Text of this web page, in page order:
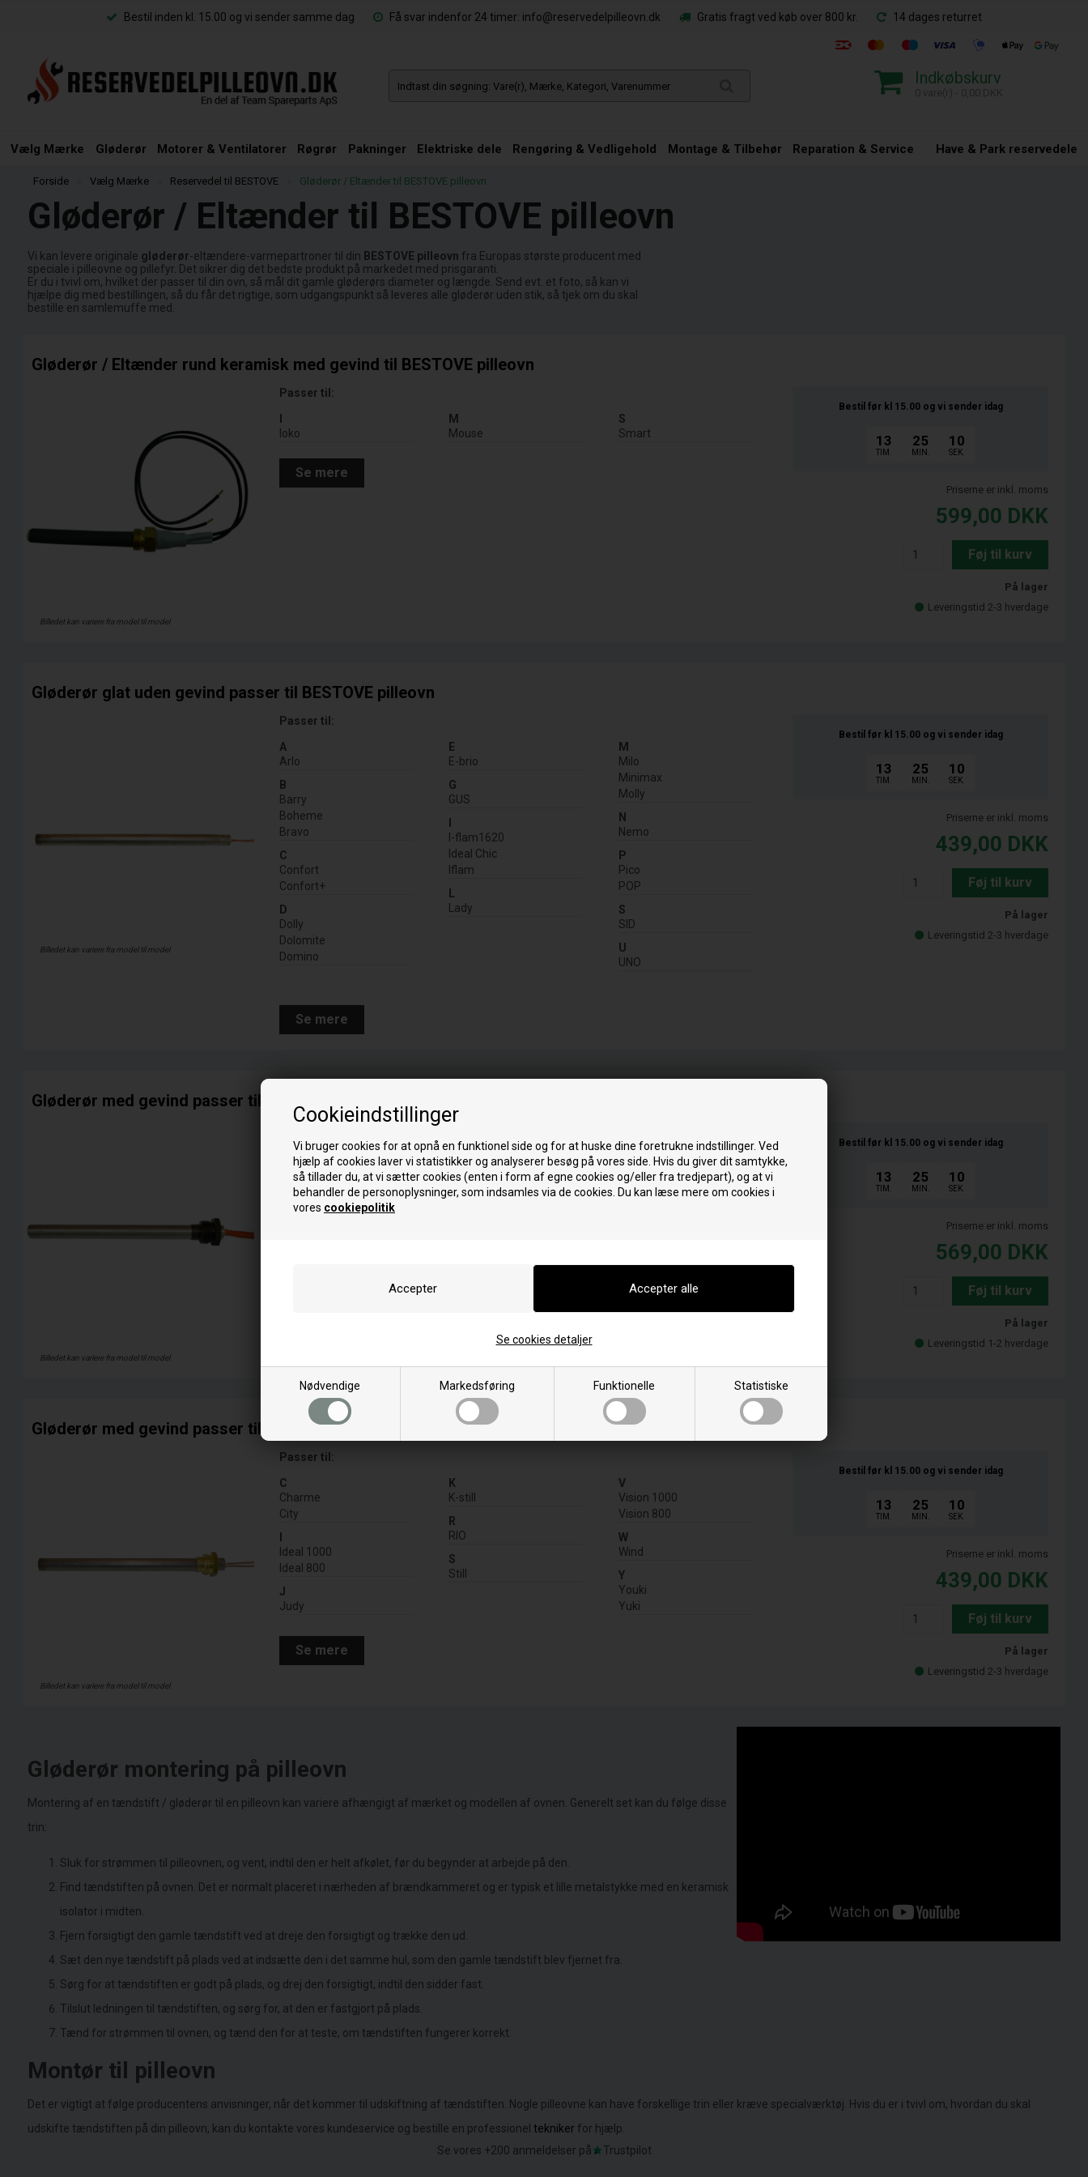
Cookieindstillinger
Vi bruger cookies for at opnå en funktionel side og for at huske dine foretrukne indstillinger. Ved
hjælp af cookies laver vi statistikker og analyserer besøg på vores side. Hvis du giver dit samtykke,
så tillader du, at vi sætter cookies (enten i form af egne cookies og/eller fra tredjepart), og at vi
behandler de personoplysninger, som indsamles via de cookies. Du kan læse mere om cookies i
vores cookiepolitik
Nødvendige Markedsføring Funktionelle Statistiske
Se cookies detaljer
Bestil inden kl. 15.00 og vi sender samme dag Få svar indenfor 24 timer: info@reservedelpilleovn.dk Gratis fragt ved køb over 800 kr. 14 dages returret
Indkøbskurv
Vælg Mærke Gløderør Motorer & Ventilatorer Røgrør Pakninger Elektriske dele Rengøring & Vedligehold Montage & Tilbehør Reparation & Service Have & Park reservedele
Forside Vælg Mærke Reservedel til BESTOVE Gløderør / Eltænder til BESTOVE pilleovn
Gløderør / Eltænder til BESTOVE pilleovn
Vi kan levere originale gløderør-eltændere-varmepartroner til din BESTOVE pilleovn fra Europas største producent med
speciale i pilleovne og pillefyr. Det sikrer dig det bedste produkt på markedet med prisgaranti.
Er du i tvivl om, hvilket der passer til din ovn, så mål dit gamle gløderørs diameter og længde. Send evt. et foto, så kan vi
hjælpe dig med bestillingen, så du får det rigtige, som udgangspunkt så leveres alle gløderør uden stik, så tjek om du skal
bestille en samlemuffe med.
Gløderør / Eltænder rund keramisk med gevind til BESTOVE pilleovn
Billedet kan variere fra model til model
Passer til:
Ioko
M
Mouse
S
Smart
Se mere
Bestil før kl 15.00 og vi sender idag
13
TIM.
25
MIN.
09
SEK.
Priserne er inkl. moms
599,00 DKK
Føj til kurv
På lager
Leveringstid 2-3 hverdage
Gløderør glat uden gevind passer til BESTOVE pilleovn
Billedet kan variere fra model til model
Passer til:
A
Arlo
B
Barry
Boheme
Bravo
C
Confort
Confort+
D
Dolly
Dolomite
Domino
E
E-brio
G
GUS
I-flam1620
Ideal Chic
Iflam
L
Lady
M
Milo
Minimax
Molly
N
Nemo
P
Pico
POP
S
SID
U
UNO
Se mere
Bestil før kl 15.00 og vi sender idag
13
TIM.
25
MIN.
09
SEK.
Priserne er inkl. moms
439,00 DKK
Føj til kurv
På lager
Leveringstid 2-3 hverdage
Gløderør med gevind passer til BESTOVE pilleovn
Billedet kan variere fra model til model
CHARME
CITY
K
K-STILL
R
VISION 1000
W
Bestil før kl 15.00 og vi sender idag
13
TIM.
25
MIN.
09
SEK.
Priserne er inkl. moms
569,00 DKK
Føj til kurv
På lager
Leveringstid 1-2 hverdage
Gløderør med gevind passer til BESTOVE pilleovn
Billedet kan variere fra model til model
Passer til:
C
Charme
City
Ideal 1000
Ideal 800
J
Judy
K
K-still
R
RIO
S
Still
V
Vision 1000
Vision 800
W
Wind
Y
Youki
Yuki
Se mere
Bestil før kl 15.00 og vi sender idag
13
TIM.
25
MIN.
09
SEK.
Priserne er inkl. moms
439,00 DKK
Føj til kurv
På lager
Leveringstid 2-3 hverdage
Gløderør montering på pilleovn
Montering af en tændstift / gløderør til en pilleovn kan variere afhængigt af mærket og modellen af ovnen. Generelt set kan du følge disse
trin:
Sluk for strømmen til pilleovnen, og vent, indtil den er helt afkølet, før du begynder at arbejde på den.
Find tændstiften på ovnen. Det er normalt placeret i nærheden af brændkammeret og er typisk et lille metalstykke med en keramisk
isolator i midten.
Fjern forsigtigt den gamle tændstift ved at dreje den forsigtigt og trække den ud.
Sæt den nye tændstift på plads ved at indsætte den i det samme hul, som den gamle tændstift blev fjernet fra.
Sørg for at tændstiften er godt på plads, og drej den forsigtigt, indtil den sidder fast.
Tilslut ledningen til tændstiften, og sørg for, at den er fastgjort på plads.
Tænd for strømmen til ovnen, og tænd den for at teste, om tændstiften fungerer korrekt.
Montør til pilleovn
Det er vigtigt at følge producentens anvisninger, når det kommer til udskiftning af tændstiften. Nogle pilleovne kan have forskellige trin eller kræve specialværktøj. Hvis du er i tvivl om, hvordan du skal
udskifte tændstiften på din pilleovn, kan du kontakte vores kundeservice og bestille en professionel tekniker for hjælp.
Se vores +200 anmeldelser på
Trustpilot